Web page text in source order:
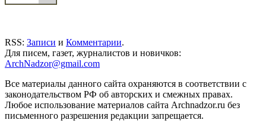
RSS: Записи и Комментарии.
Для писем, газет, журналистов и новичков:
ArchNadzor@gmail.com
Все материалы данного сайта охраняются в соответствии с
законодательством РФ об авторских и смежных правах.
Любое использование материалов сайта Archnadzor.ru без
письменного разрешения редакции запрещается.